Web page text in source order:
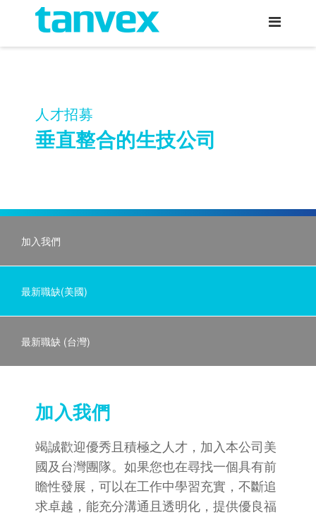
人才招募
垂直整合的生技公司
加入我們
最新職缺(美國)
最新職缺 (台灣)
加入我們
竭誠歡迎優秀且積極之人才，加入本公司美
國及台灣團隊。如果您也在尋找一個具有前
瞻性發展，可以在工作中學習充實，不斷追
求卓越，能充分溝通且透明化，提供優良福